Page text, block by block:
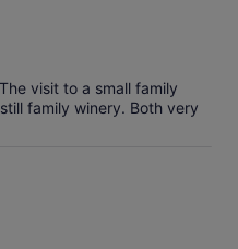
visit to a small family
family winery. Both very